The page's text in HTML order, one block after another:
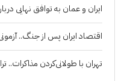
ایران و عمان به توافق نهایی
اقتصاد ایران پس از جنگ..
تهران با طولانی‌کردن مذاکرات..